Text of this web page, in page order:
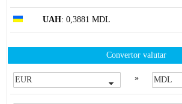
UAH: 0,3881 MDL
Convertor valutar
»